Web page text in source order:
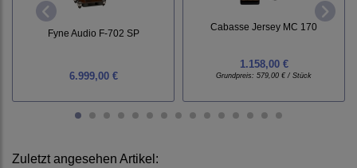
Fyne Audio F-702 SP
6.999,00 €
Cabasse Jersey MC 170
1.158,00 €
Grundpreis: 579,00 € / Stück
Zuletzt angesehen Artikel: